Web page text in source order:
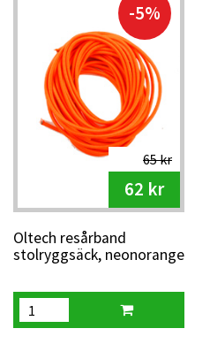
-5%
65 kr
62 kr
Oltech resårband
stolryggsäck, neonorange